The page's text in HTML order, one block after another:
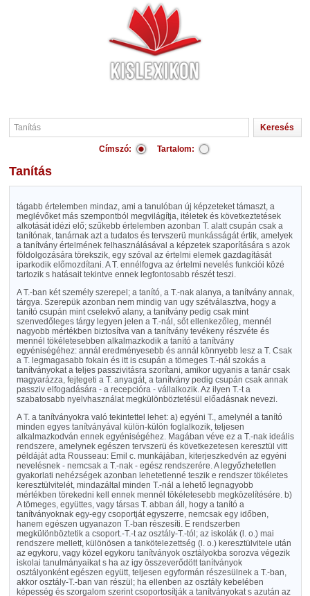
Címszó: Tartalom:
Tanítás
tágabb értelemben mindaz, ami a tanulóban új képzeteket támaszt, a
meglévőket más szempontból megvilágítja, itéletek és következtetések
alkotását idézi elő; szűkebb értelemben azonban T. alatt csupán csak a
tanítónak, tanárnak azt a tudatos és tervszerü munkásságát értik, amelyek
a tanítvány értelmének felhasználásával a képzetek szaporítására s azok
földolgozására törekszik, egy szóval az értelmi elemek gazdagítását
iparkodik előmozdítani. A T. ennélfogva az értelmi nevelés funkciói közé
tartozik s hatásait tekintve ennek legfontosabb részét teszi.
A T.-ban két személy szerepel; a tanító, a T.-nak alanya, a tanítvány annak,
tárgya. Szerepük azonban nem mindig van ugy szétválasztva, hogy a
tanító csupán mint cselekvő alany, a tanítvány pedig csak mint
szenvedőleges tárgy legyen jelen a T.-nál, sőt ellenkezőleg, mennél
nagyobb mértékben biztosítva van a tanítvány tevékeny részvéte és
mennél tökéletesebben alkalmazkodik a tanító a tanítvány
egyéniségéhez: annál eredményesebb és annál könnyebb lesz a T. Csak
a T. legmagasabb fokain és itt is csupán a tömeges T.-nál szokás a
tanítványokat a teljes passzivitásra szorítani, amikor ugyanis a tanár csak
magyarázza, fejtegeti a T. anyagát, a tanítvány pedig csupán csak annak
passziv elfogadására - a recepcióra - vállalkozik. Az ilyen T.-t a
szabatosabb nyelvhasználat megkülönböztetésül előadásnak nevezi.
A T. a tanítványokra való tekintettel lehet: a) egyéni T., amelynél a tanító
minden egyes tanítványával külön-külön foglalkozik, teljesen
alkalmazkodván ennek egyéniségéhez. Magában véve ez a T.-nak ideális
rendszere, amelynek egészen tervszerü és következetesen keresztül vitt
példáját adta Rousseau: Emil c. munkájában, kiterjeszkedvén az egyéni
nevelésnek - nemcsak a T.-nak - egész rendszerére. A legyőzhetetlen
gyakorlati nehézségek azonban lehetetlenné teszik e rendszer tökéletes
keresztülvitelét, mindazáltal minden T.-nál a lehető legnagyobb
mértékben törekedni kell ennek mennél tökéletesebb megközelítésére. b)
A tömeges, együttes, vagy társas T. abban áll, hogy a tanító a
tanítványoknak egy-egy csoportját egyszerre, nemcsak egy időben,
hanem egészen ugyanazon T.-ban részesíti. E rendszerben
megkülönböztetik a csoport.-T.-t az osztály-T.-tól; az iskolák (l. o.) mai
rendszere mellett, különösen a tankötelezettség (l. o.) keresztülvitele után
az egykoru, vagy közel egykoru tanítványok osztályokba sorozva végezik
iskolai tanulmányaikat s ha az igy összeverődött tanítványok
osztályonként egészen együtt, teljesen egyformán részesülnek a T.-ban,
akkor osztály-T.-ban van részül; ha ellenben az osztály kebelében
képesség és szorgalom szerint csoportosítják a tanítványokat s azután az